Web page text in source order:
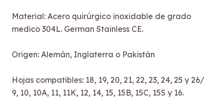
Material: Acero quirúrgico inoxidable de grado
medico 304L. German Stainless CE.
Origen: Alemán, Inglaterra o Pakistán
Hojas compatibles: 18, 19, 20, 21, 22, 23, 24, 25 y 26/
9, 10, 10A, 11, 11K, 12, 14, 15, 15B, 15C, 15S y 16.